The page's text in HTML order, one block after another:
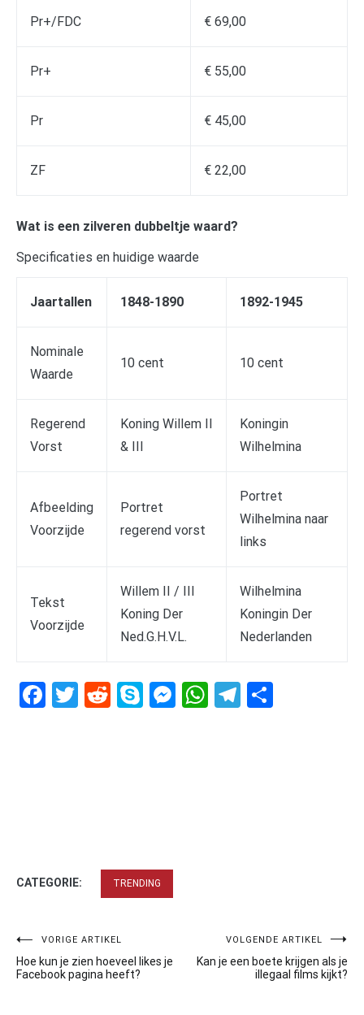
Pr+/FDC € 69,00
Pr+ € 55,00
Pr € 45,00
ZF € 22,00
Wat is een zilveren dubbeltje waard?
Specificaties en huidige waarde
Jaartallen 1848-1890 1892-1945
Nominale
Waarde
10 cent 10 cent
Regerend
Vorst
Koning Willem II
& III
Koningin
Wilhelmina
Afbeelding
Voorzijde
Portret
regerend vorst
Portret
Wilhelmina naar
links
Tekst
Voorzijde
Willem II / III
Koning Der
Ned.G.H.V.L.
Wilhelmina
Koningin Der
Nederlanden
Facebook
Twitter
RedditSkypeMessenger
WhatsApp
Telegram
CATEGORIE: TRENDING
Bericht
navigatie
VORIGE ARTIKEL
Hoe kun je zien hoeveel likes je
Facebook pagina heeft?
VOLGENDE ARTIKEL
Kan je een boete krijgen als je
illegaal films kijkt?